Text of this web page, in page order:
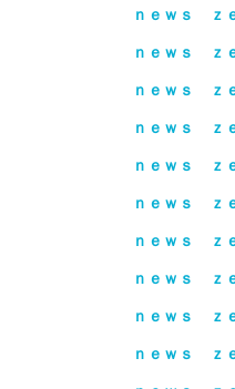
ｎｅｗｓ ｚ
ｎｅｗｓ ｚ
ｎｅｗｓ ｚ
ｎｅｗｓ ｚ
ｎｅｗｓ ｚ
ｎｅｗｓ ｚ
ｎｅｗｓ ｚ
ｎｅｗｓ ｚ
ｎｅｗｓ ｚ
ｎｅｗｓ ｚ